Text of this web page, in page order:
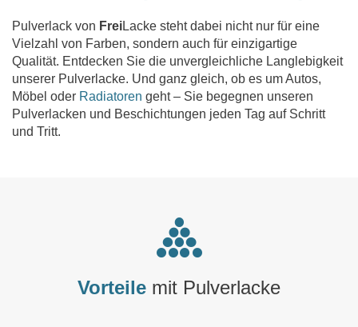
Pulverlack von FreiLacke steht dabei nicht nur für eine
Vielzahl von Farben, sondern auch für einzigartige
Qualität. Entdecken Sie die un­ver­gleichliche Langlebigkeit
unserer Pulverlacke. Und ganz gleich, ob es um Autos,
Möbel oder Radiatoren geht – Sie begegnen unseren
Pulver­lacken und Beschich­tungen jeden Tag auf Schritt
und Tritt.
Vorteile mit Pulverlacke